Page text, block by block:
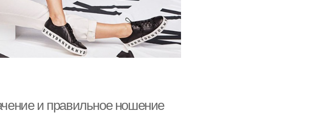
и правильное ношение